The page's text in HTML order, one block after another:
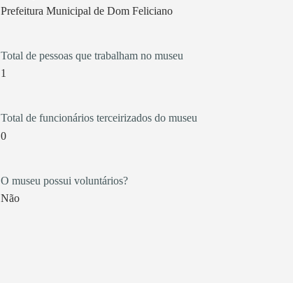
Prefeitura Municipal de Dom Feliciano
Total de pessoas que trabalham no museu
1
Total de funcionários terceirizados do museu
0
O museu possui voluntários?
Não